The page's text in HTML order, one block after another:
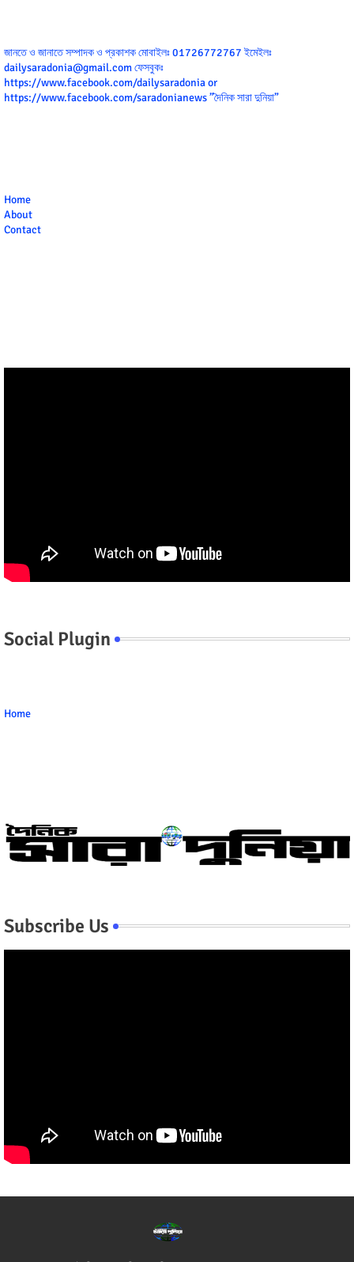
জানতে ও জানাতে সম্পাদক ও প্রকাশক মোবাইলঃ 01726772767 ইমেইলঃ
dailysaradonia@gmail.com ফেসবুকঃ
https://www.facebook.com/dailysaradonia or
https://www.facebook.com/saradonianews ”দৈনিক সারা দুনিয়া”
Home
About
Contact
Social Plugin
Home
Subscribe Us